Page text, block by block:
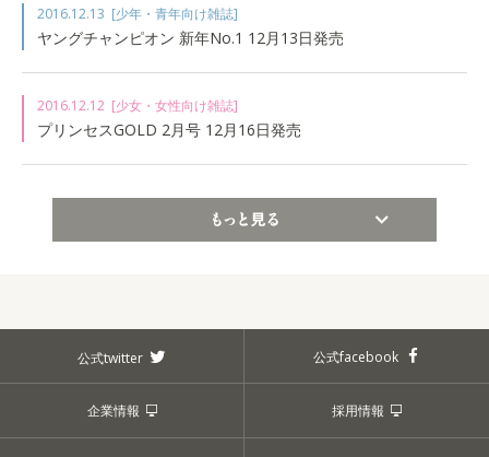
2016.12.13 [少年・青年向け雑誌]
ヤングチャンピオン 新年No.1 12月13日発売
2016.12.12 [少女・女性向け雑誌]
プリンセスGOLD 2月号 12月16日発売
公式twitter 公式facebook
企業情報 採用情報